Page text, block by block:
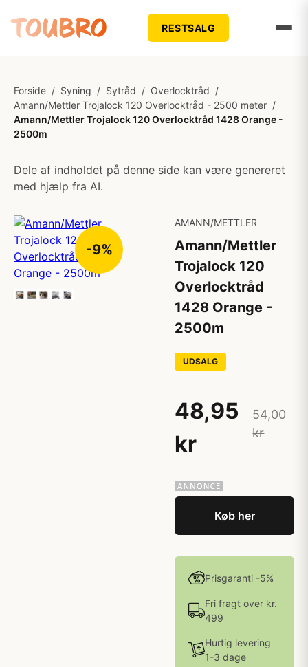
RESTSALG
Forside / Syning / Sytråd / Overlocktråd /
Amann/Mettler Trojalock 120 Overlocktråd - 2500 meter /
Amann/Mettler Trojalock 120 Overlocktråd 1428 Orange -
2500m
Dele af indholdet på denne side kan være genereret
med hjælp fra AI.
-9%
AMANN/METTLER
Amann/Mettler
Trojalock 120
Overlocktråd
1428 Orange -
2500m
UDSALG
48,95
kr
54,00
kr
Køb her
Prisgaranti -5%
Fri fragt over kr.
499
Hurtig levering
1-3 dage